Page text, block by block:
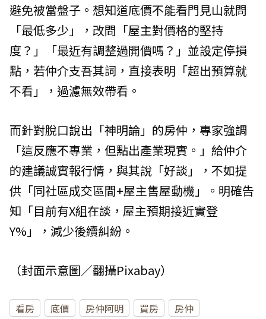
避免被當盤子。想知道底價不能看門見山就問
「最低多少」，改問「屋主對價格的堅持
度？」「最近有調整過開價嗎？」並設定停損
點，若仲介支吾其詞，直接表明「超出預算就
不看」，過濾無效帶看。
而針對脫口說出「神明論」的房仲，專家強調
「這反應不專業，但點出產業現實。」給仲介
的建議誠實報行情，與其說「好談」，不如提
供「同社區成交區間+屋主售屋動機」。明確告
知「目前有X組在談，屋主預期接近實登
Y%」，減少後續糾紛。
（封面示意圖／翻攝Pixabay）
看房 底價 房仲阿明 買房 房仲